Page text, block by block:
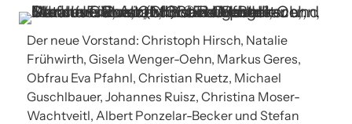
Der neue Vorstand: Christoph Hirsch, Natalie
Frühwirth, Gisela Wenger-Oehn, Markus Geres,
Obfrau Eva Pfahnl, Christian Ruetz, Michael
Guschlbauer, Johannes Ruisz, Christina Moser-
Wachtveitl, Albert Ponzelar-Becker und Stefan